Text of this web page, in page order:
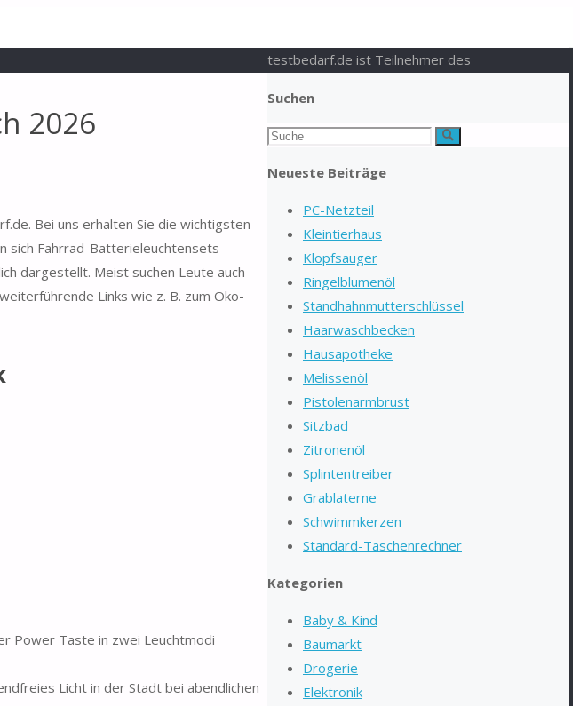
2026
Bei uns erhalten Sie die wichtigsten
sich Fahrrad-Batterieleuchtensets
dargestellt. Meist suchen Leute auch
Links wie z. B. zum Öko-
Power Taste in zwei Leuchtmodi
Licht in der Stadt bei abendlichen
Suchen
Suchen
Suche
Neueste Beiträge
PC-Netzteil
Kleintierhaus
Klopfsauger
Ringelblumenöl
Standhahnmutterschlüssel
Haarwaschbecken
Hausapotheke
Melissenöl
Pistolenarmbrust
Sitzbad
Zitronenöl
Splintentreiber
Grablaterne
Schwimmkerzen
Standard-Taschenrechner
Kategorien
Baby & Kind
Baumarkt
Drogerie
Elektronik
testbedarf.de ist Teilnehmer des